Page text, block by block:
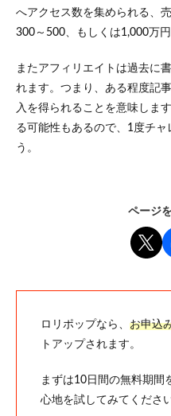
へアクセス数を集められる、
300～500、もしくは1,000万
またアフィリエイトは過去に
れます。つまり、ある程度記
入を得られることを意味しま
る可能性もあるので、1度チ
う。
ページ
ロリポップなら、 お申込
トアップされます。
まずは10日間の無料期間
心地を試してみてください